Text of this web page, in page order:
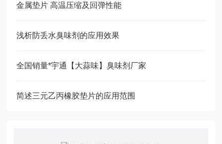
金属垫片 高温压缩及回弹性能
浅析防丢水臭味剂的应用效果
全国销量*宇通【大蒜味】臭味剂厂家
简述三元乙丙橡胶垫片的应用范围